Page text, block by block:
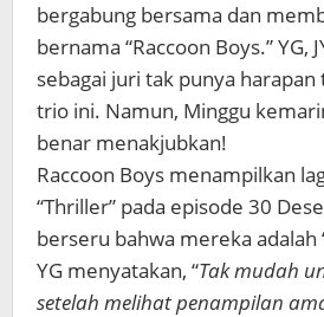
bergabung bersama dan
bernama “Raccoon Boys.” YG,
sebagai juri tak punya
trio ini. Namun, Minggu
benar menakjubkan!
Raccoon Boys menampilkan
“Thriller” pada episode 30
berseru bahwa mereka adalah
YG menyatakan, “Tak mudah
setelah melihat penampilan